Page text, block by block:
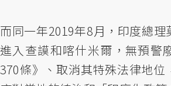
而同一年2019年8月，印度總
進入查謨和喀什米爾，無預警
370條》、取消其特殊法律地位